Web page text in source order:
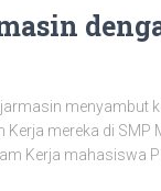
menyambut
mereka di
Kerja mahasiswa